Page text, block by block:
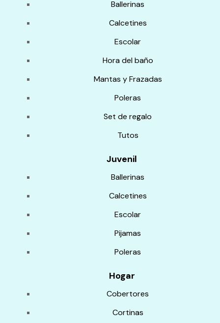
Ballerinas
Calcetines
Escolar
Hora del baño
Mantas y Frazadas
Poleras
Set de regalo
Tutos
Juvenil
Ballerinas
Calcetines
Escolar
Pijamas
Poleras
Hogar
Cobertores
Cortinas